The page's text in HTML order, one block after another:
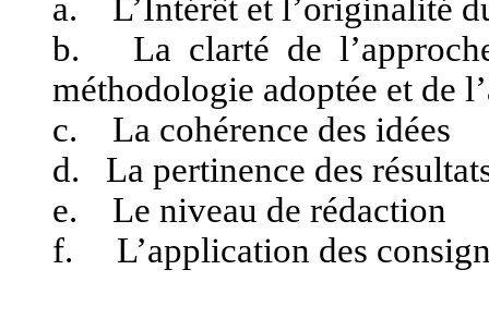
a. L’Intérêt et l’originalité
b. La clarté de
méthodologie adoptée et de
c. La cohérence des idées
d. La pertinence des
e. Le niveau de rédaction
f. L’application des